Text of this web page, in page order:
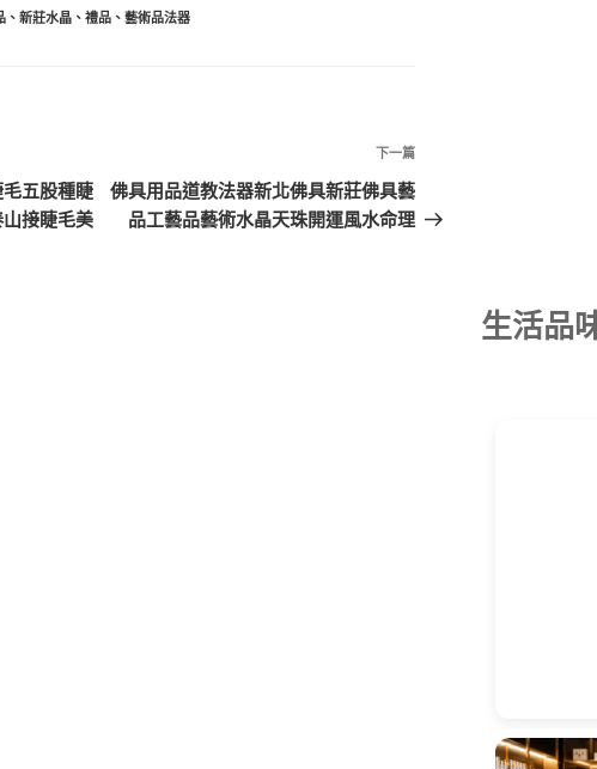
、 新莊水晶、 禮品、 藝術品法器
五股種睫
接睫毛美
下
一
篇
下一篇
佛具用品道教法器新北佛具新莊佛具藝
品工藝品藝術水晶天珠開運風水命理
生活品